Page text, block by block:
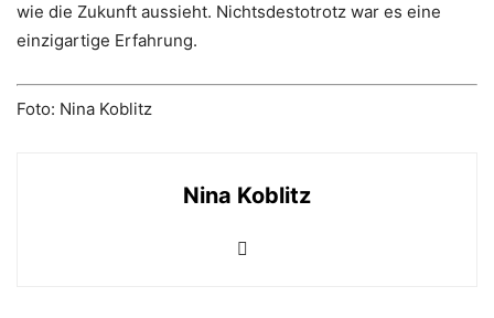
wie die Zukunft aussieht. Nichtsdestotrotz war es eine
einzigartige Erfahrung.
Foto: Nina Koblitz
Nina Koblitz